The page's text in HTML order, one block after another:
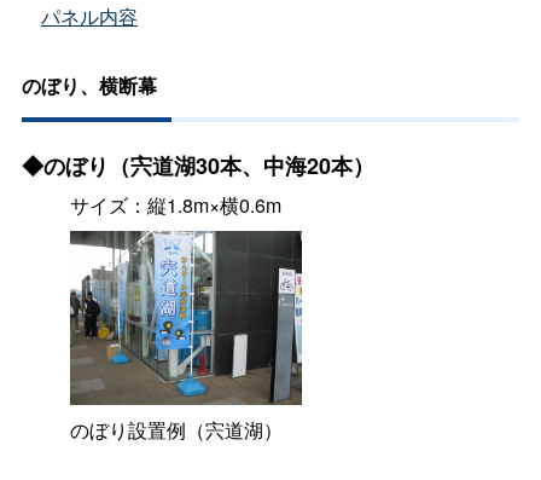
パネル内容
のぼり、横断幕
◆のぼり（宍道湖30本、中海20本）
サイズ：縦1.8m×横0.6m
のぼり設置例（宍道湖）